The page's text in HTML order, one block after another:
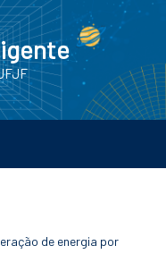
de energia por